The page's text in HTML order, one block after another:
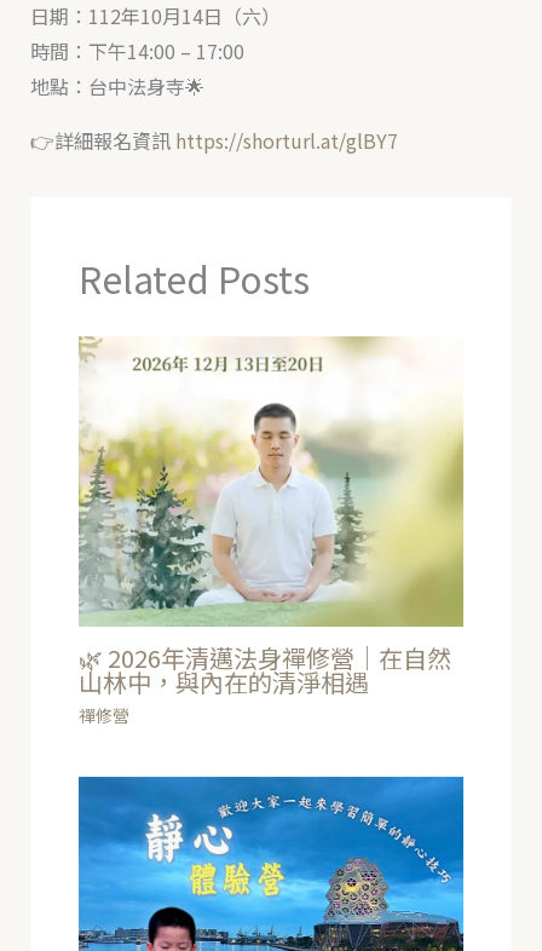
日期：112年10月14日（六）
時間：下午14:00 – 17:00
地點：台中法身寺🌟
👉詳細報名資訊https://shorturl.at/glBY7
Related Posts
🌿 2026年清邁法身禪修營｜在自然
山林中，與內在的清淨相遇
禪修營